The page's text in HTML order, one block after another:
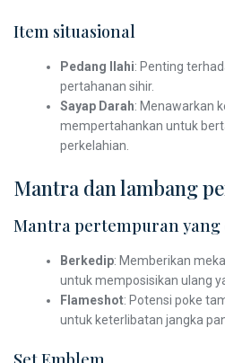
Item situasional
Pedang Ilahi: Penting
pertahanan sihir.
Sayap Darah: Menawarkan
mempertahankan untuk
perkelahian.
Mantra dan lambang
Mantra pertempuran yang
Berkedip: Memberikan
untuk memposisikan ulang
Flameshot: Potensi poke
untuk keterlibatan jangka